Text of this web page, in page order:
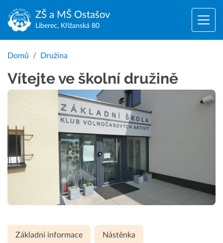
ZŠ a MŠ Ostašov
Liberec, Křižanská 80
Domů Družina
Vítejte ve školní družině
Základní informace Nástěnka